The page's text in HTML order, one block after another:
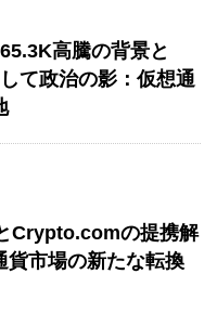
高騰の背景と
て政治の影：仮想通
Crypto.comの提携解
貨市場の新たな転換